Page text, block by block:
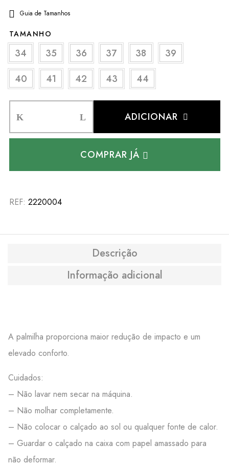
Guia de Tamanhos
TAMANHO
34 35 36 37 38
39
40
41 42 43 44
ADICIONAR
COMPRAR JÁ
REF: 2220004
Descrição
Informação adicional
A palmilha proporciona maior redução de impacto e um
elevado conforto.
Cuidados:
– Não lavar nem secar na máquina.
– Não molhar completamente.
– Não colocar o calçado ao sol ou qualquer fonte de calor.
– Guardar o calçado na caixa com papel amassado para
não deformar.